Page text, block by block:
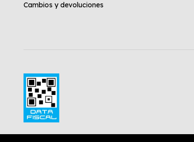
Cambios y devoluciones